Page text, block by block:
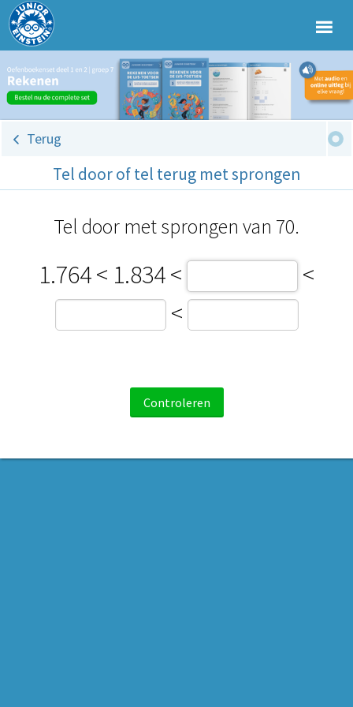
Terug
Tel door of tel terug met sprongen
Tel door met sprongen van 70.
1.764 < 1.834 <
<
<